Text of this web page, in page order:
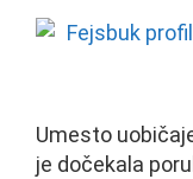
Umesto
je dočekala